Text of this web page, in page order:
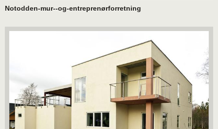
Notodden-mur--og-entreprenørforretning